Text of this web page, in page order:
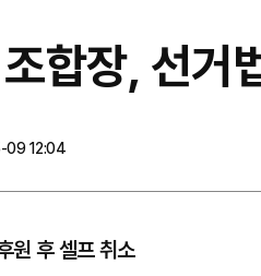
합장, 선거
09 12:04
원 후 셀프 취소